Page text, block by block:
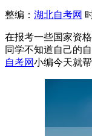
整编： 湖北自考网
在报考一些国家资
同学不知道自己的
自考网小编今天就